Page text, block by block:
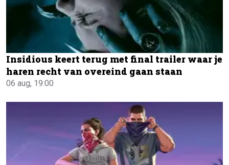
Insidious keert terug met final trailer waar je
haren recht van overeind gaan staan
06 aug, 19:00